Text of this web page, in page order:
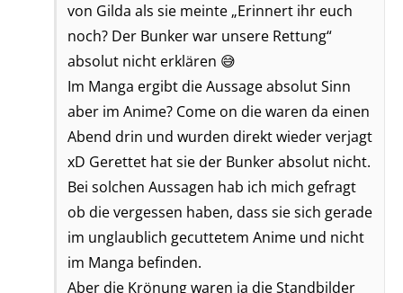
von Gilda als sie meinte „Erinnert ihr euch
noch? Der Bunker war unsere Rettung“
absolut nicht erklären 😅
Im Manga ergibt die Aussage absolut Sinn
aber im Anime? Come on die waren da einen
Abend drin und wurden direkt wieder verjagt
xD Gerettet hat sie der Bunker absolut nicht.
Bei solchen Aussagen hab ich mich gefragt
ob die vergessen haben, dass sie sich gerade
im unglaublich gecuttetem Anime und nicht
im Manga befinden.
Aber die Krönung waren ja die Standbilder